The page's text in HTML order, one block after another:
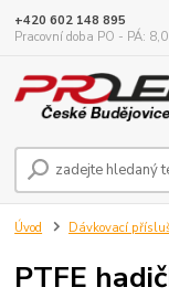
+420 602 148 895
Pracovní doba PO - PÁ:
Úvod Dávkovací
PTFE